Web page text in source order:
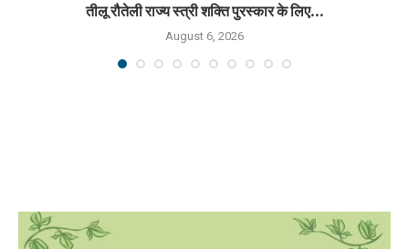
तीलू रौतेली राज्य स्त्री शक्ति पुरस्कार के लिए...
August 6, 2026